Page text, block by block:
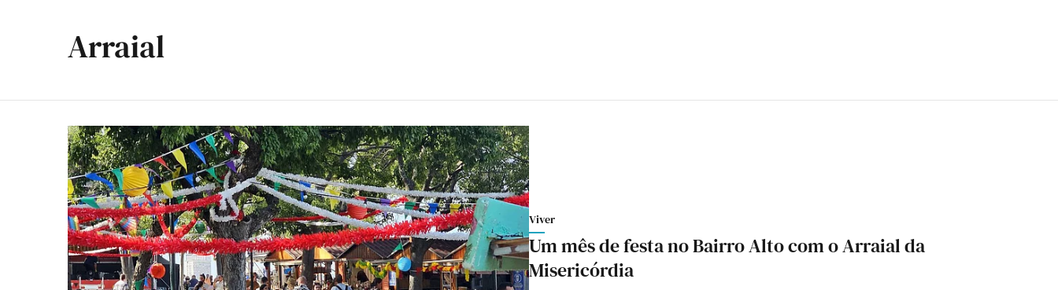
Arraial
Viver
Um mês de festa no Bairro Alto com o Arraial da
Misericórdia